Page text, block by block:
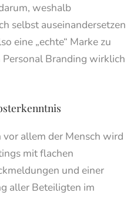
weshalb
selbst auseinandersetzen
eine „echte“ Marke zu
Branding wirklich
vor allem der Mensch wird
mit flachen
und einer
aller Beteiligten im